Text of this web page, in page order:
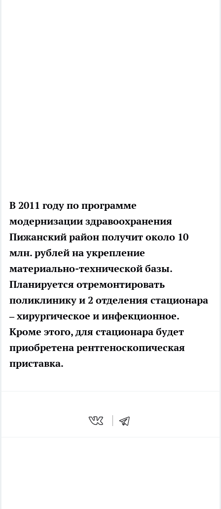
В 2011 году по программе
модернизации здравоохранения
Пижанский район получит около 10
млн. рублей на укрепление
материально-технической базы.
Планируется отремонтировать
поликлинику и 2 отделения стационара
– хирургическое и инфекционное.
Кроме этого, для стационара будет
приобретена рентгеноскопическая
приставка.